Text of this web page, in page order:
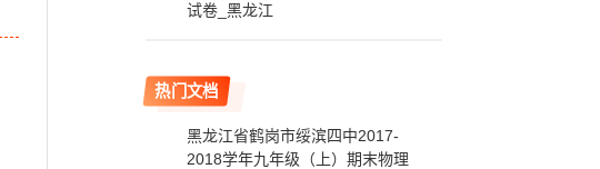
试卷_黑龙江
热门文档
黑龙江省鹤岗市绥滨四中2017-
2018学年九年级（上）期末物理